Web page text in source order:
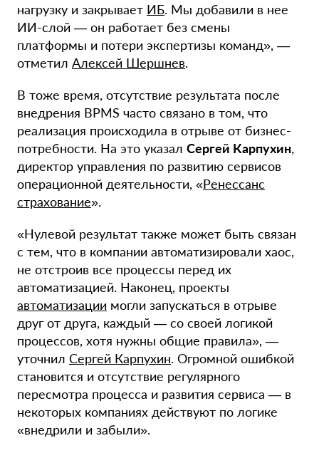
нагрузку и закрывает ИБ. Мы добавили в нее
ИИ-слой — он работает без смены
платформы и потери экспертизы команд», —
отметил Алексей Шершнев.
В тоже время, отсутствие результата после
внедрения BPMS часто связано в том, что
реализация происходила в отрыве от бизнес-
потребности. На это указал Сергей Карпухин,
директор управления по развитию сервисов
операционной деятельности, «Ренессанс
страхование».
«Нулевой результат также может быть связан
с тем, что в компании автоматизировали хаос,
не отстроив все процессы перед их
автоматизацией. Наконец, проекты
автоматизации могли запускаться в отрыве
друг от друга, каждый — со своей логикой
процессов, хотя нужны общие правила», —
уточнил Сергей Карпухин. Огромной ошибкой
становится и отсутствие регулярного
пересмотра процесса и развития сервиса — в
некоторых компаниях действуют по логике
«внедрили и забыли».